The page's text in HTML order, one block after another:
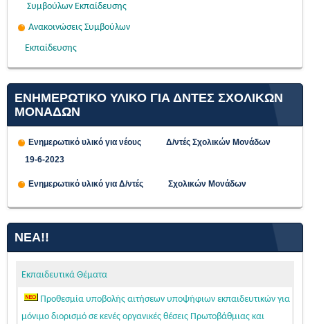
Συμβούλων Εκπαίδευσης
Ανακοινώσεις Συμβούλων
Εκπαίδευσης
ΕΝΗΜΕΡΩΤΙΚΟ ΥΛΙΚΟ ΓΙΑ ΔΝΤΕΣ ΣΧΟΛΙΚΩΝ
ΜΟΝΑΔΩΝ
Ενημερωτικό υλικό για νέους Δ/ντές Σχολικών Μονάδων
19-6-2023
Ενημερωτικό υλικό για Δ/ντές Σχολικών Μονάδων
ΝΈΑ!!
Εκπαιδευτικά Θέματα
Προθεσμία υποβολής αιτήσεων υποψήφιων εκπαιδευτικών για
μόνιμο διορισμό σε κενές οργανικές θέσεις Πρωτοβάθμιας και